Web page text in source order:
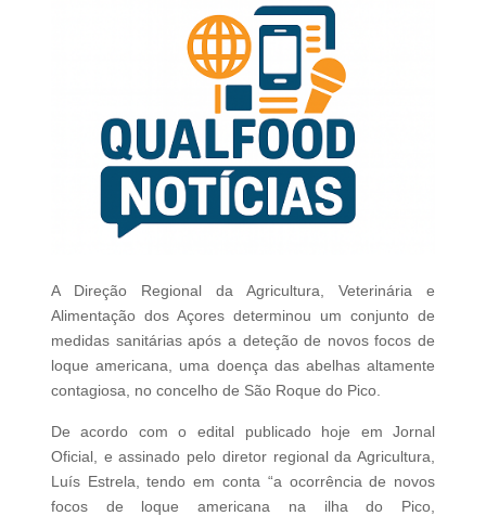
A Direção Regional da Agricultura, Veterinária e
Alimentação dos Açores determinou um conjunto de
medidas sanitárias após a deteção de novos focos de
loque americana, uma doença das abelhas altamente
contagiosa, no concelho de São Roque do Pico.
De acordo com o edital publicado hoje em Jornal
Oficial, e assinado pelo diretor regional da Agricultura,
Luís Estrela, tendo em conta “a ocorrência de novos
focos de loque americana na ilha do Pico,